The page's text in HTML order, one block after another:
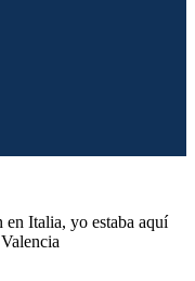
Italia, yo estaba aquí